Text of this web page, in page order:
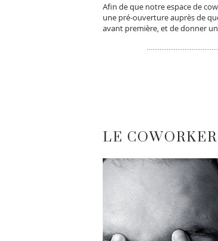
Afin de que notre espace de
une pré-ouverture auprès de
avant première, et de donner
LE